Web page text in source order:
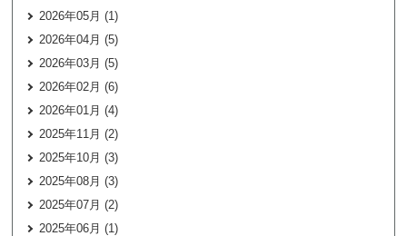
2026年05月 (1)
2026年04月 (5)
2026年03月 (5)
2026年02月 (6)
2026年01月 (4)
2025年11月 (2)
2025年10月 (3)
2025年08月 (3)
2025年07月 (2)
2025年06月 (1)